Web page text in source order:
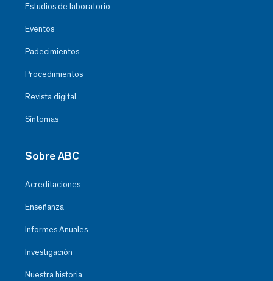
Estudios de laboratorio
Eventos
Padecimientos
Procedimientos
Revista digital
Síntomas
Sobre ABC
Acreditaciones
Enseñanza
Informes Anuales
Investigación
Nuestra historia